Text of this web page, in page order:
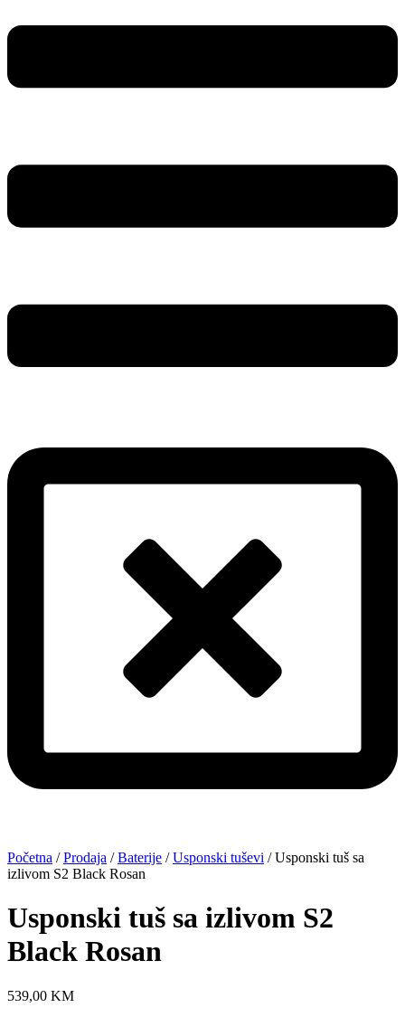
Početna /Prodaja /Baterije /Usponski tuševi / Usponski tuš sa
izlivom S2 Black Rosan
Usponski tuš sa izlivom S2
Black Rosan
539,00 KM